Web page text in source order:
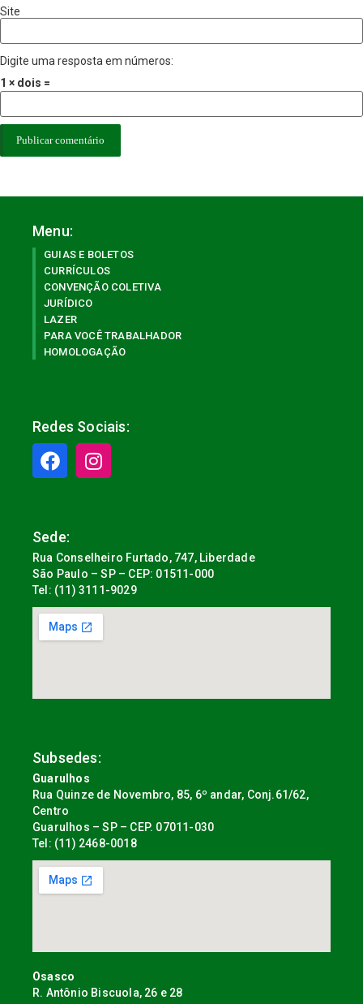
Site
Digite uma resposta em números:
1 × dois =
Menu:
GUIAS E BOLETOS
CURRÍCULOS
CONVENÇÃO COLETIVA
JURÍDICO
LAZER
PARA VOCÊ TRABALHADOR
HOMOLOGAÇÃO
Redes Sociais:
Sede:
Rua Conselheiro Furtado, 747, Liberdade
São Paulo – SP – CEP: 01511-000
Tel: (11) 3111-9029
Subsedes:
Guarulhos
Rua Quinze de Novembro, 85, 6º andar, Conj.61/62,
Centro
Guarulhos – SP – CEP. 07011-030
Tel: (11) 2468-0018
Osasco
R. Antônio Biscuola, 26 e 28